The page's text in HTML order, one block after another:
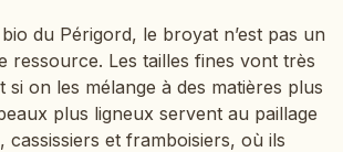
du Périgord, le broyat n’est pas un
ressource. Les tailles fines vont très
si on les mélange à des matières plus
plus ligneux servent au paillage
cassissiers et framboisiers, où ils